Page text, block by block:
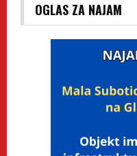
OGLAS ZA NAJAM